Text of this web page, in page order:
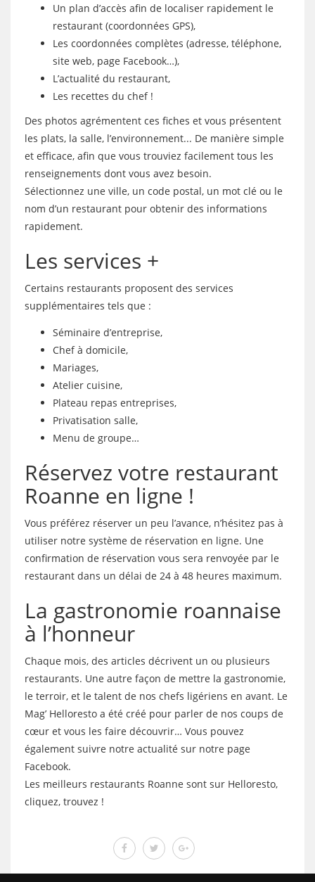
Un plan d’accès afin de localiser rapidement le
restaurant (coordonnées GPS),
Les coordonnées complètes (adresse, téléphone,
site web, page Facebook…),
L’actualité du restaurant,
Les recettes du chef !
Des photos agrémentent ces fiches et vous présentent
les plats, la salle, l’environnement... De manière simple
et efficace, afin que vous trouviez facilement tous les
renseignements dont vous avez besoin.
Sélectionnez une ville, un code postal, un mot clé ou le
nom d’un restaurant pour obtenir des informations
rapidement.
Les services +
Certains restaurants proposent des services
supplémentaires tels que :
Séminaire d’entreprise,
Chef à domicile,
Mariages,
Atelier cuisine,
Plateau repas entreprises,
Privatisation salle,
Menu de groupe…
Réservez votre restaurant
Roanne en ligne !
Vous préférez réserver un peu l’avance, n’hésitez pas à
utiliser notre système de réservation en ligne. Une
confirmation de réservation vous sera renvoyée par le
restaurant dans un délai de 24 à 48 heures maximum.
La gastronomie roannaise
à l’honneur
Chaque mois, des articles décrivent un ou plusieurs
restaurants. Une autre façon de mettre la gastronomie,
le terroir, et le talent de nos chefs ligériens en avant. Le
Mag’ Helloresto a été créé pour parler de nos coups de
cœur et vous les faire découvrir… Vous pouvez
également suivre notre actualité sur notre page
Facebook.
Les meilleurs restaurants Roanne sont sur Helloresto,
cliquez, trouvez !